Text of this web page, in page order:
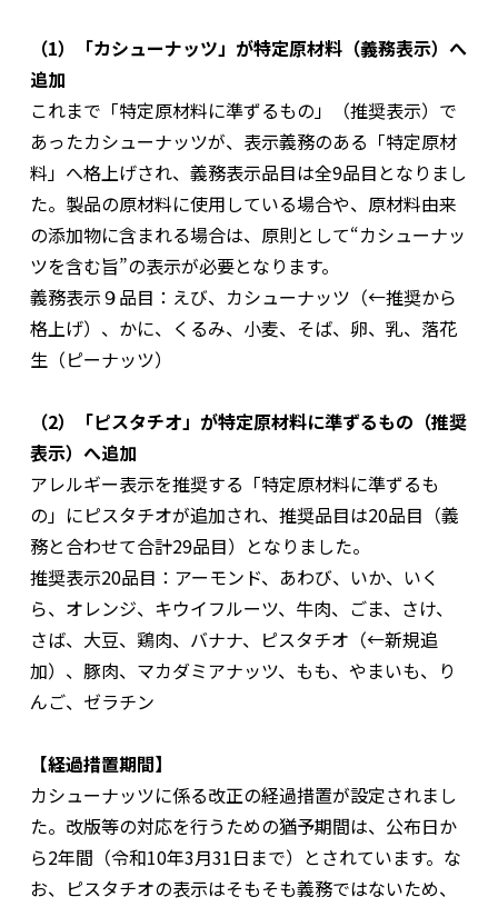
（1）「カシューナッツ」が特定原材料（義務表示）へ
追加
これまで「特定原材料に準ずるもの」（推奨表示）で
あったカシューナッツが、表示義務のある「特定原材
料」へ格上げされ、義務表示品目は全9品目となりまし
た。製品の原材料に使用している場合や、原材料由来
の添加物に含まれる場合は、原則として“カシューナッ
ツを含む旨”の表示が必要となります。
義務表示９品目：えび、カシューナッツ（←推奨から
格上げ）、かに、くるみ、小麦、そば、卵、乳、落花
生（ピーナッツ）
（2）「ピスタチオ」が特定原材料に準ずるもの（推奨
表示）へ追加
アレルギー表示を推奨する「特定原材料に準ずるも
の」にピスタチオが追加され、推奨品目は20品目（義
務と合わせて合計29品目）となりました。
推奨表示20品目：アーモンド、あわび、いか、いく
ら、オレンジ、キウイフルーツ、牛肉、ごま、さけ、
さば、大豆、鶏肉、バナナ、ピスタチオ（←新規追
加）、豚肉、マカダミアナッツ、もも、やまいも、り
んご、ゼラチン
【経過措置期間】
カシューナッツに係る改正の経過措置が設定されまし
た。改版等の対応を行うための猶予期間は、公布日か
ら2年間（令和10年3月31日まで）とされています。な
お、ピスタチオの表示はそもそも義務ではないため、